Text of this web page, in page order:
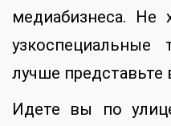
медиабизнеса. Не
лучше представьте
Идете вы по